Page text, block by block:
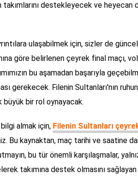
destekleyecek ve heyecan
ulaşabilmek için, sizler de
göre belirlenen çeyrek final maçı,
bu aşamadan başarıyla
gerekecek. Filenin Sultanları'nın
bir rol oynayacak.
almak için, Filenin Sultanları
Bu kaynaktan, maç tarihi ve saatine
bu tür önemli karşılaşmalar,
takımına destek olmasını